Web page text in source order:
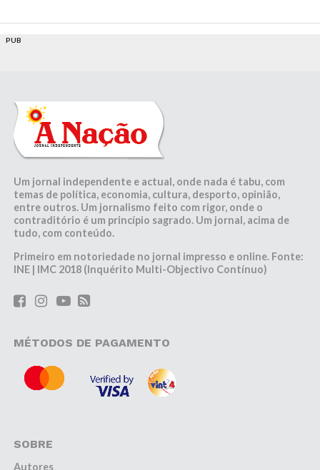
PUB
Um jornal independente e actual, onde nada é tabu, com
temas de política, economia, cultura, desporto, opinião,
entre outros. Um jornalismo feito com rigor, onde o
contraditório é um princípio sagrado. Um jornal, acima de
tudo, com conteúdo.
Primeiro em notoriedade no jornal impresso e online. Fonte:
INE | IMC 2018 (Inquérito Multi-Objectivo Contínuo)
MÉTODOS DE PAGAMENTO
SOBRE
Autores